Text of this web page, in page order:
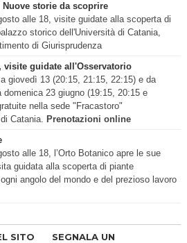
storie da scoprire
alle 18, visite guidate alla scoperta di
storico dell'Università di Catania,
di Giurisprudenza
visite guidate all'Osservatorio
giovedì 13 (20:15, 21:15, 22:15) e da
domenica 23 giugno (19:15, 20:15 e
nella sede "Fracastoro"
Catania. Prenotazioni online
alle 18, l’Orto Botanico apre le sue
guidata alla scoperta di piante
angolo del mondo e del prezioso lavoro
SITO SEGNALA UN